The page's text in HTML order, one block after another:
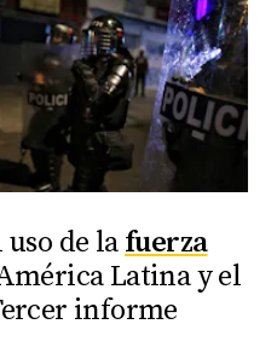
uso de la fuerza
Latina y el
informe